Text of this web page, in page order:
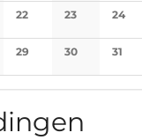
No eventsNo events
No
22
No events
23
No events
24
No
29
No events
30
No events
31
No